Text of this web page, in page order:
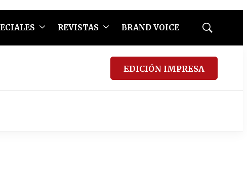
REVISTAS BRAND VOICE
Mostrar
EDICIÓN IMPRESA